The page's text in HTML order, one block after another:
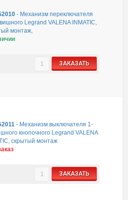
- Механизм переключателя
Legrand VALENA INMATIC,
монтаж,
ЗАКАЗАТЬ
- Механизм выключателя 1-
кнопочного Legrand VALENA
скрытый монтаж
ЗАКАЗАТЬ